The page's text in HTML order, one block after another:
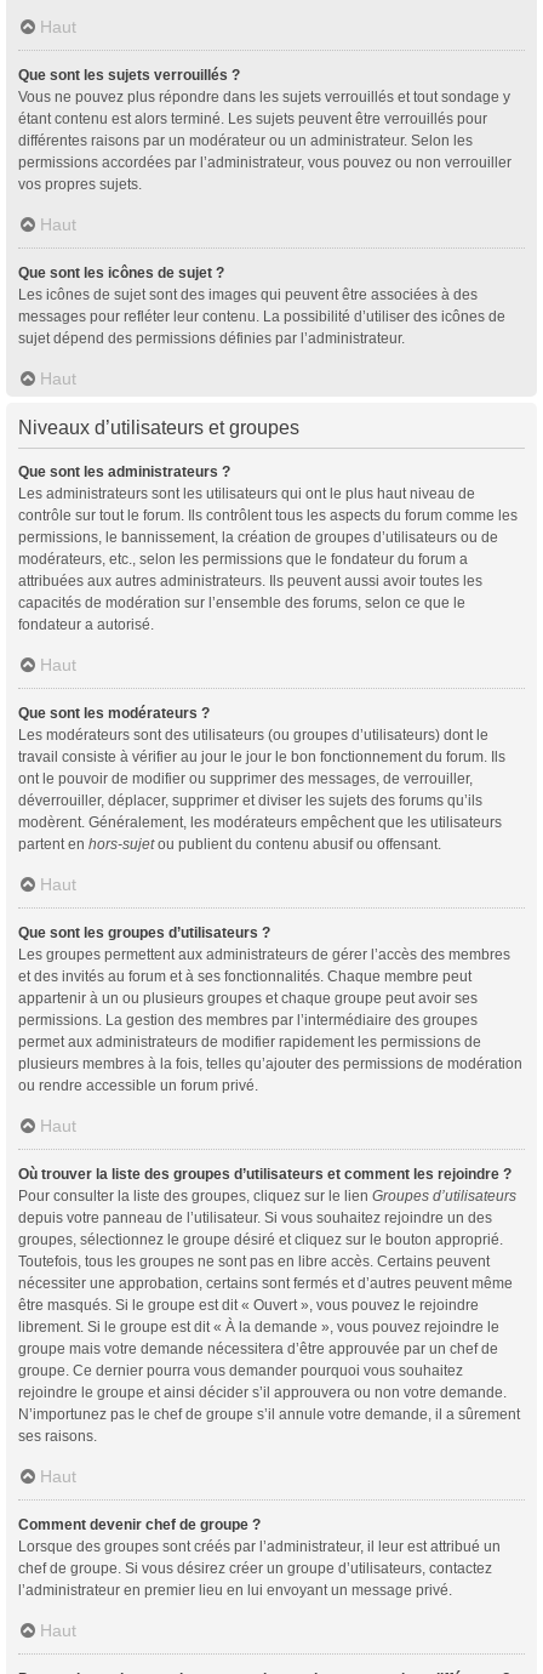
Haut
Que sont les sujets verrouillés ?
Vous ne pouvez plus répondre dans les sujets verrouillés et tout sondage y
étant contenu est alors terminé. Les sujets peuvent être verrouillés pour
différentes raisons par un modérateur ou un administrateur. Selon les
permissions accordées par l’administrateur, vous pouvez ou non verrouiller
vos propres sujets.
Haut
Que sont les icônes de sujet ?
Les icônes de sujet sont des images qui peuvent être associées à des
messages pour refléter leur contenu. La possibilité d’utiliser des icônes de
sujet dépend des permissions définies par l’administrateur.
Haut
Niveaux d’utilisateurs et groupes
Que sont les administrateurs ?
Les administrateurs sont les utilisateurs qui ont le plus haut niveau de
contrôle sur tout le forum. Ils contrôlent tous les aspects du forum comme les
permissions, le bannissement, la création de groupes d’utilisateurs ou de
modérateurs, etc., selon les permissions que le fondateur du forum a
attribuées aux autres administrateurs. Ils peuvent aussi avoir toutes les
capacités de modération sur l’ensemble des forums, selon ce que le
fondateur a autorisé.
Haut
Que sont les modérateurs ?
Les modérateurs sont des utilisateurs (ou groupes d’utilisateurs) dont le
travail consiste à vérifier au jour le jour le bon fonctionnement du forum. Ils
ont le pouvoir de modifier ou supprimer des messages, de verrouiller,
déverrouiller, déplacer, supprimer et diviser les sujets des forums qu’ils
modèrent. Généralement, les modérateurs empêchent que les utilisateurs
partent en hors-sujetou publient du contenu abusif ou offensant.
Haut
Que sont les groupes d’utilisateurs ?
Les groupes permettent aux administrateurs de gérer l’accès des membres
et des invités au forum et à ses fonctionnalités. Chaque membre peut
appartenir à un ou plusieurs groupes et chaque groupe peut avoir ses
permissions. La gestion des membres par l’intermédiaire des groupes
permet aux administrateurs de modifier rapidement les permissions de
plusieurs membres à la fois, telles qu’ajouter des permissions de modération
ou rendre accessible un forum privé.
Haut
Où trouver la liste des groupes d’utilisateurs et comment les rejoindre ?
Pour consulter la liste des groupes, cliquez sur le lien Groupes d’utilisateurs
depuis votre panneau de l’utilisateur. Si vous souhaitez rejoindre un des
groupes, sélectionnez le groupe désiré et cliquez sur le bouton approprié.
Toutefois, tous les groupes ne sont pas en libre accès. Certains peuvent
nécessiter une approbation, certains sont fermés et d’autres peuvent même
être masqués. Si le groupe est dit « Ouvert », vous pouvez le rejoindre
librement. Si le groupe est dit « À la demande », vous pouvez rejoindre le
groupe mais votre demande nécessitera d’être approuvée par un chef de
groupe. Ce dernier pourra vous demander pourquoi vous souhaitez
rejoindre le groupe et ainsi décider s’il approuvera ou non votre demande.
N’importunez pas le chef de groupe s’il annule votre demande, il a sûrement
ses raisons.
Haut
Comment devenir chef de groupe ?
Lorsque des groupes sont créés par l’administrateur, il leur est attribué un
chef de groupe. Si vous désirez créer un groupe d’utilisateurs, contactez
l’administrateur en premier lieu en lui envoyant un message privé.
Haut